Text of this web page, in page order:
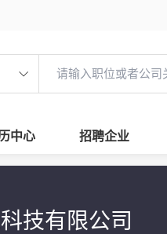
中心 招聘企业
技有限公司